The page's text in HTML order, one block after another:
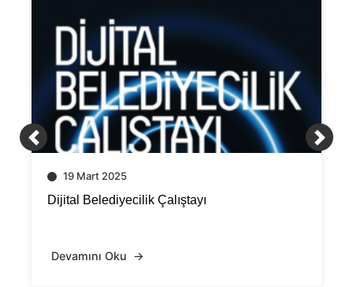
19 Mart 2025
Dijital Belediyecilik Çalıştayı
Devamını Oku